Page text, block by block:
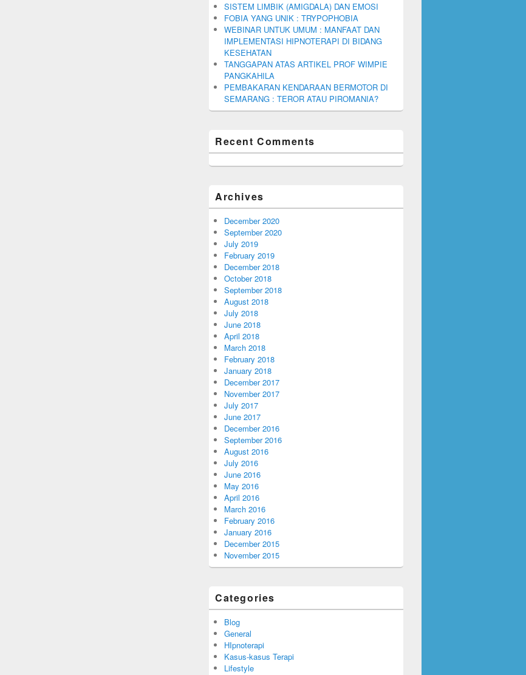
SISTEM LIMBIK (AMIGDALA) DAN EMOSI
FOBIA YANG UNIK : TRYPOPHOBIA
WEBINAR UNTUK UMUM : MANFAAT DAN
IMPLEMENTASI HIPNOTERAPI DI BIDANG
KESEHATAN
TANGGAPAN ATAS ARTIKEL PROF WIMPIE
PANGKAHILA
PEMBAKARAN KENDARAAN BERMOTOR DI
SEMARANG : TEROR ATAU PIROMANIA?
Recent Comments
Archives
December 2020
September 2020
July 2019
February 2019
December 2018
October 2018
September 2018
August 2018
July 2018
June 2018
April 2018
March 2018
February 2018
January 2018
December 2017
November 2017
July 2017
June 2017
December 2016
September 2016
August 2016
July 2016
June 2016
May 2016
April 2016
March 2016
February 2016
January 2016
December 2015
November 2015
Categories
Blog
General
HIpnoterapi
Kasus-kasus Terapi
Lifestyle